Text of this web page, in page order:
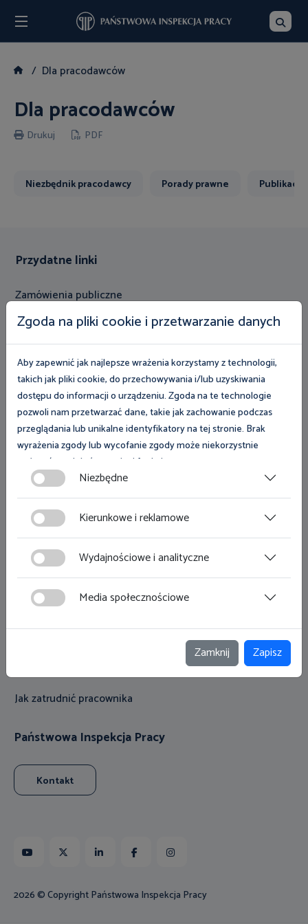
Dla pracodawców
Dla pracodawców
Drukuj PDF
Niezbędnik pracodawcy Porady prawne
Przydatne linki
Zamówienia publiczne
Dostęp do informacji publicznej
Klauzula informacyjna
Deklaracja dostępności
Film w języku migowym
Tekst łatwy do czytania
Kariera
Polityka prywatności
Na skróty
Kariera
Urlopy pracownicze
Jak zatrudnić pracownika
Państwowa Inspekcja Pracy
Kontakt
Zgoda na pliki cookie i przetwarzanie danych
Aby zapewnić jak najlepsze wrażenia korzystamy z technologii,
takich jak pliki cookie, do przechowywania i/lub uzyskiwania
dostępu do informacji o urządzeniu. Zgoda na te technologie
pozwoli nam przetwarzać dane, takie jak zachowanie podczas
przeglądania lub unikalne identyfikatory na tej stronie. Brak
wyrażenia zgody lub wycofanie zgody może niekorzystnie
wpłynąć na niektóre cechy i funkcje.
Zgoda na pliki cookies jest dobrowolna i można ją wycofać lub
zmodyfikować w dowolnym momencie klikając w przycisk
ciasteczka w lewym dolnym rogu strony. Więcej informacji
znajdziesz w
Niezbędne
Kierunkowe i reklamowe
Wydajnościowe i analityczne
Media społecznościowe
Zamknij Zapisz
2026 © Copyright Państwowa Inspekcja Pracy
Szukaj